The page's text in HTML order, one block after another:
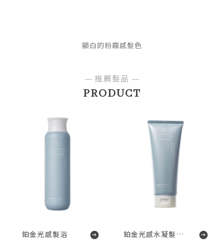
顯白的粉霧感髮色
PRODUCT
推薦髮品
鉑金光感髮浴 鉑金光感水凝髮膜